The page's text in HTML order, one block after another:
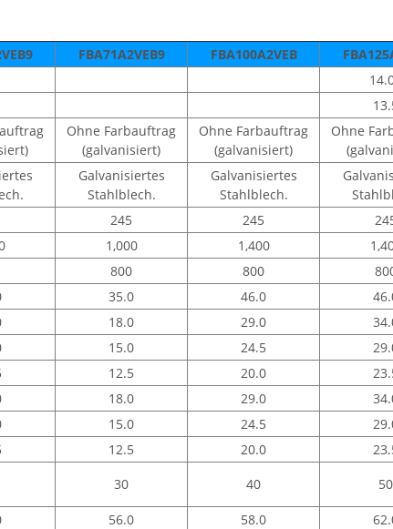
FBA71A2VEB9 FBA100A2VEB
Ohne Farbauftrag
(galvanisiert)
Ohne Farbauftrag
(galvanisiert)
Ohne
Galvanisiertes
Stahlblech.
Galvanisiertes
Stahlblech.
245 245
1,000 1,400
800 800
35.0 46.0
18.0 29.0
15.0 24.5
12.5 20.0
18.0 29.0
15.0 24.5
12.5 20.0
30 40 50
56.0 58.0